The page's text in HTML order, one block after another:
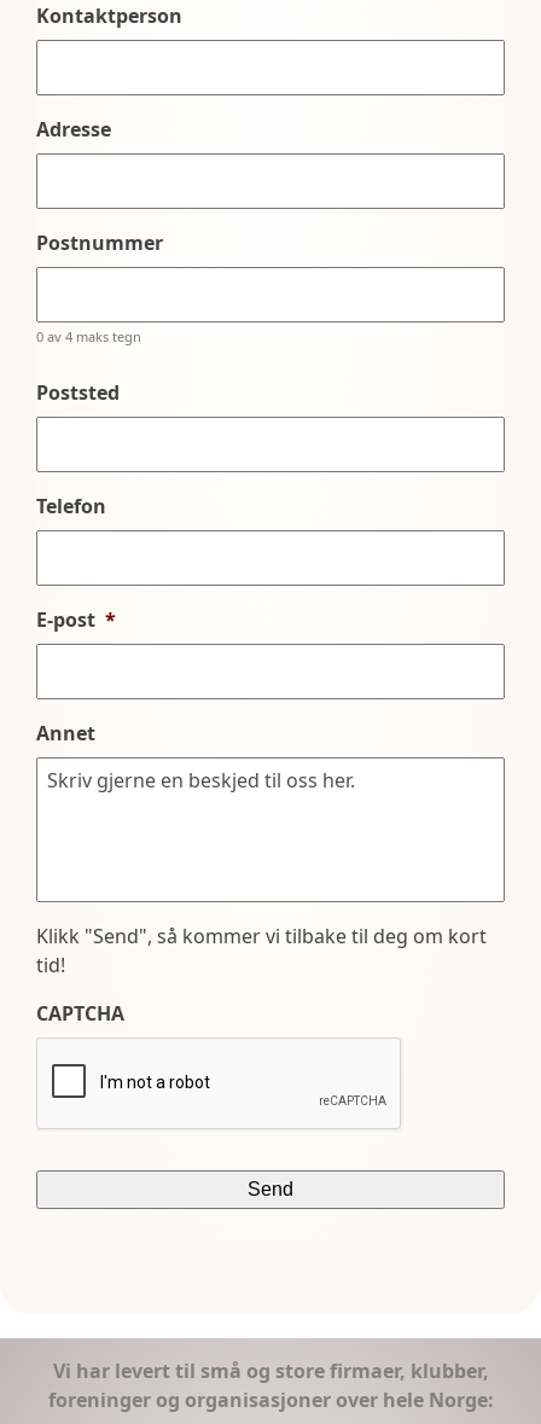
Kontaktperson
Adresse
Postnummer
0 av 4 maks tegn
Poststed
Telefon
E-post *
Annet
Klikk "Send", så kommer vi tilbake til deg om kort
tid!
CAPTCHA
Vi har levert til små og store firmaer, klubber,
foreninger og organisasjoner over hele Norge: